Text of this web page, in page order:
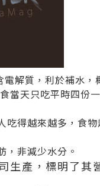
解質，利於補水，
當天只吃平時四份
得越來越多，食物
，非減少水分。
產，標明了其